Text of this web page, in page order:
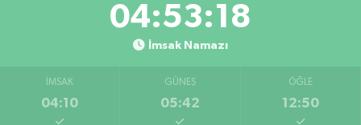
04:53:17
İmsak Namazı
İMSAK
04:10
GÜNEŞ
05:42
ÖĞLE
12:50